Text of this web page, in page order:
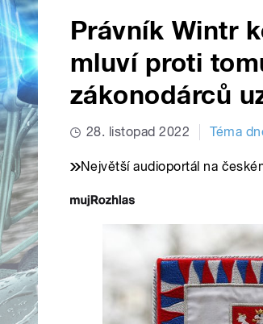
Právník Wintr
mluví proti
zákonodárců
28. listopad 2022 Téma
Největší audioportál na